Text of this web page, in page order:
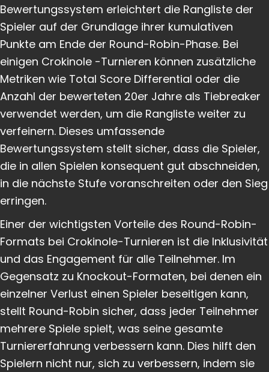
Bewertungssystem erleichtert die Rangliste der
Spieler auf der Grundlage ihrer kumulativen
Punkte am Ende der Round-Robin-Phase. Bei
einigen Crokinole -Turnieren können zusätzliche
Metriken wie Total Score Differential oder die
Anzahl der bewerteten 20er Jahre als Tiebreaker
verwendet werden, um die Rangliste weiter zu
verfeinern. Dieses umfassende
Bewertungssystem stellt sicher, dass die Spieler,
die in allen Spielen konsequent gut abschneiden,
in die nächste Stufe voranschreiten oder den Sieg
erringen.
Einer der wichtigsten Vorteile des Round-Robin-
Formats bei Crokinole-Turnieren ist die Inklusivität
und das Engagement für alle Teilnehmer. Im
Gegensatz zu Knockout-Formaten, bei denen ein
einzelner Verlust einen Spieler beseitigen kann,
stellt Round-Robin sicher, dass jeder Teilnehmer
mehrere Spiele spielt, was seine gesamte
Turniererfahrung verbessern kann. Dies hilft den
Spielern nicht nur, sich zu verbessern, indem sie